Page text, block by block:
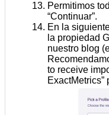
Permitimos
“Continuar”.
En la
la propiedad
nuestro blog
to receive
ExactMetrics”